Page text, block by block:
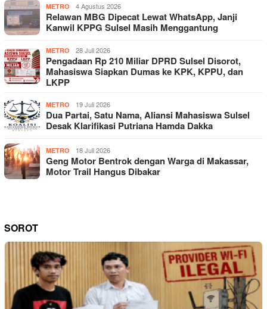
METRO 4 Agustus 2026
Relawan MBG Dipecat Lewat WhatsApp, Janji
Kanwil KPPG Sulsel Masih Menggantung
METRO 28 Juli 2026
Pengadaan Rp 210 Miliar DPRD Sulsel Disorot,
Mahasiswa Siapkan Dumas ke KPK, KPPU, dan
LKPP
METRO 19 Juli 2026
Dua Partai, Satu Nama, Aliansi Mahasiswa Sulsel
Desak Klarifikasi Putriana Hamda Dakka
METRO 18 Juli 2026
Geng Motor Bentrok dengan Warga di Makassar,
Motor Trail Hangus Dibakar
SOROT